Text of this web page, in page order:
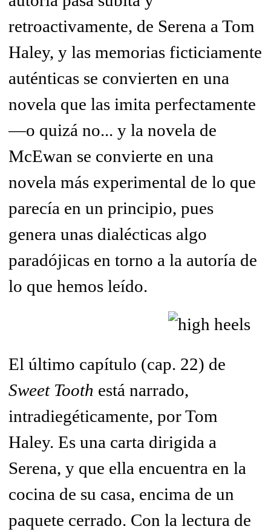
retroactivamente, de Serena a Tom
Haley, y las memorias ficticiamente
auténticas se convierten en una
novela que las imita perfectamente
—o quizá no... y la novela de
McEwan se convierte en una
novela más experimental de lo que
parecía en un principio, pues
genera unas dialécticas algo
paradójicas en torno a la autoría de
lo que hemos leído.
El último capítulo (cap. 22) de
Sweet Tooth está narrado,
intradiegéticamente, por Tom
Haley. Es una carta dirigida a
Serena, y que ella encuentra en la
cocina de su casa, encima de un
paquete cerrado. Con la lectura de